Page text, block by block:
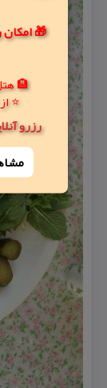
🏨
⭐ از 1 تا 5 ستاره |
رزرو